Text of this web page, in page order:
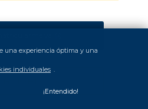
una experiencia óptima y una
individuales .
¡Entendido!